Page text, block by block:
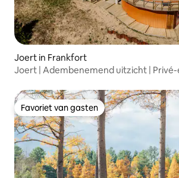
Joert in Frankfort
Joert | Adembenemend uitzicht |
Favoriet van gasten
Favoriet van gasten